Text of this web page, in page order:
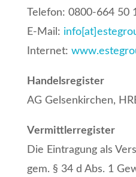
Telefon: 0800-664 50
E-Mail:
Internet:
Handelsregister
AG Gelsenkirchen,
Vermittlerregister
Die Eintragung als
gem. § 34 d Abs. 1